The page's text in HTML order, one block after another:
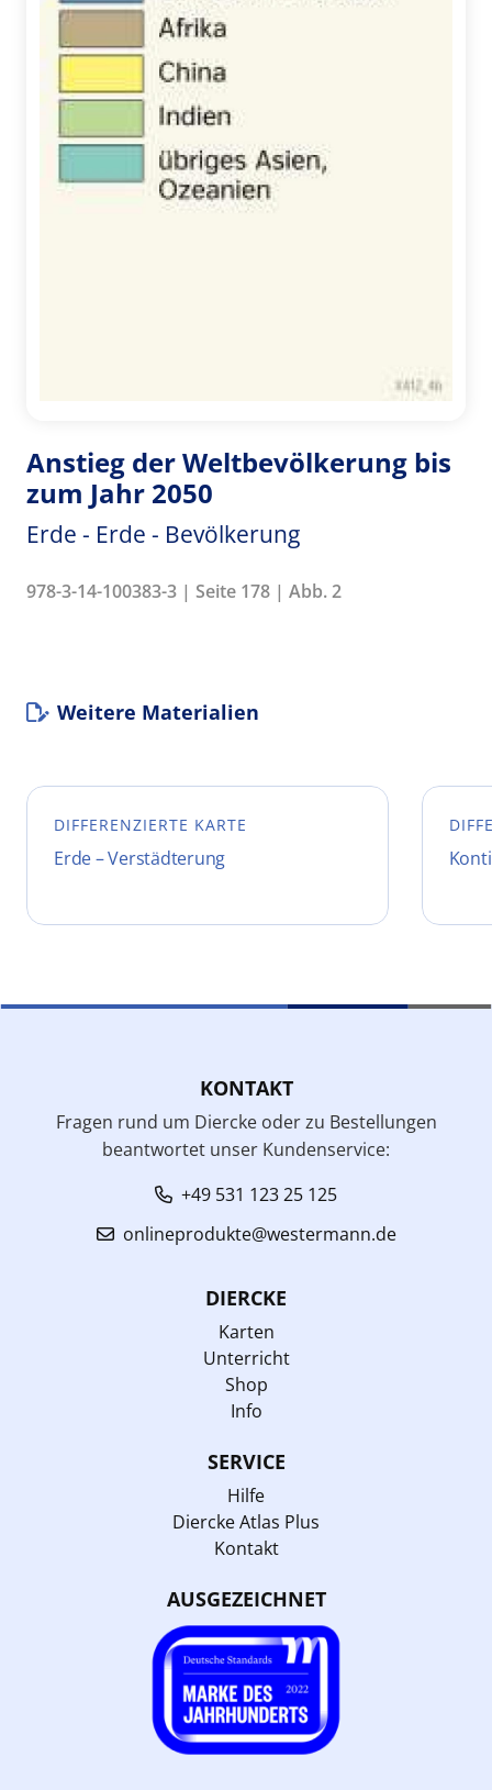
Anstieg der Weltbevölkerung bis
zum Jahr 2050
Erde - Erde - Bevölkerung
978-3-14-100383-3 | Seite 178 | Abb. 2
Weitere Materialien
DIFFERENZIERTE KARTE
Erde – Verstädterung
KONTAKT
Fragen rund um Diercke oder zu Bestellungen
beantwortet unser Kundenservice:
+49 531 123 25 125
onlineprodukte@westermann.de
DIERCKE
Karten
Unterricht
Shop
Info
SERVICE
Hilfe
Diercke Atlas Plus
Kontakt
AUSGEZEICHNET